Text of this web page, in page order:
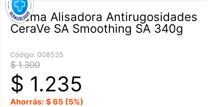
Crema Alisadora Antirugosidades
CeraVe SA Smoothing SA 340g
Código: 008535
$ 1.300
$ 1.235
Ahorrás: $ 65 (5%)